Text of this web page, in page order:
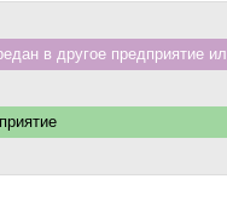
в другое предприятие